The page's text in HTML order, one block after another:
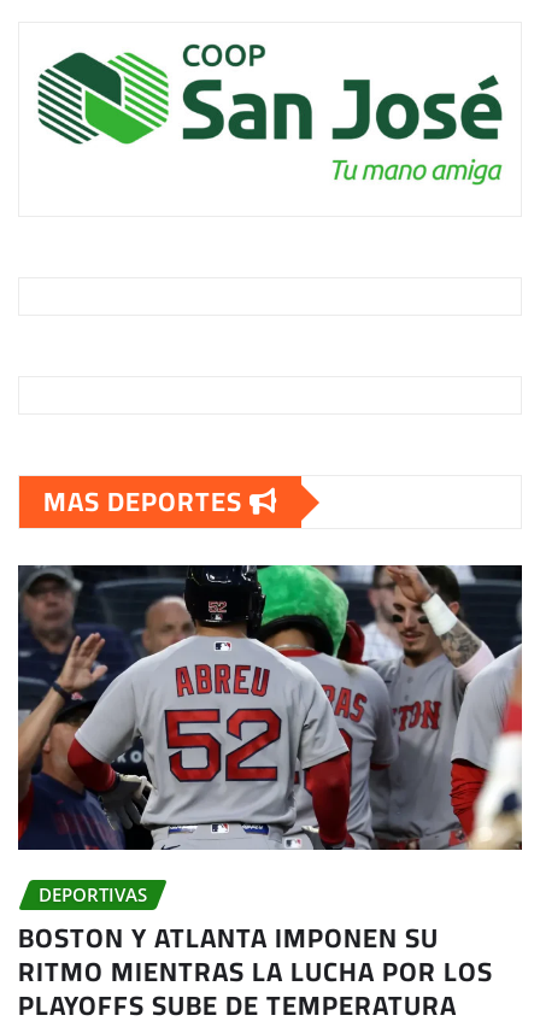
MAS DEPORTES
DEPORTIVAS
BOSTON Y ATLANTA IMPONEN SU
RITMO MIENTRAS LA LUCHA POR LOS
PLAYOFFS SUBE DE TEMPERATURA